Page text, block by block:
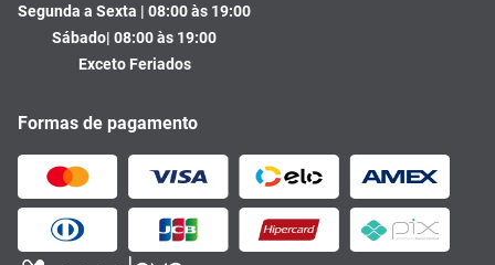
Segunda a Sexta | 08:00 às 19:00
Sábado| 08:00 às 19:00
Exceto Feriados
Formas de pagamento